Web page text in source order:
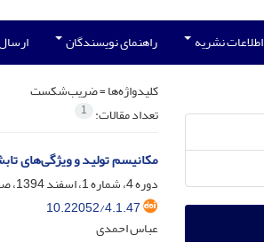
اطلاعات نشریه راهنمای نویسندگان
کلیدواژه‌ها =ضریب‌شکست
تعداد مقالات: 1
مکانیسم تولید و ویژگی‌های
دوره 4، شماره 1، اسفند 1394، صفحه
10.22052/4.1.47
عباس احمدی